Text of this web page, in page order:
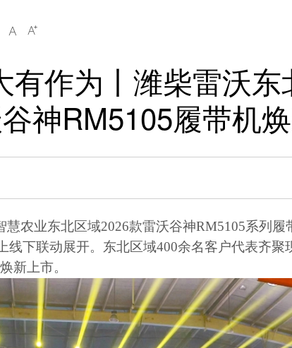
 
有作为丨潍柴雷沃
神RM5105履带机
慧农业东北区域2026款雷沃谷神RM5105系列履
线下联动展开。东北区域400余名客户代表齐聚
新上市。